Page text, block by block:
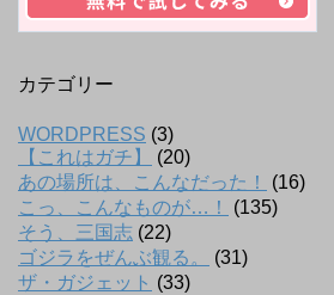
カテゴリー
WORDPRESS (3)
【これはガチ】
(20)
あの場所は、こんなだった！
(16)
こっ、こんなものが…！
(135)
そう、三国志 (22)
ゴジラをぜんぶ観る。
(31)
ザ・ガジェット (33)